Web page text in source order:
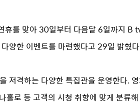
를 맞아 30일부터 다음달 6일까지 B
양한 이벤트를 마련했다고 29일 밝혔
격하는 다양한 특집관을 운영한다. 영
로 등 고객의 시청 취향에 맞게 분류